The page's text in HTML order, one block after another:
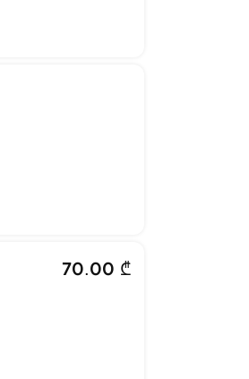
70.00 ₾